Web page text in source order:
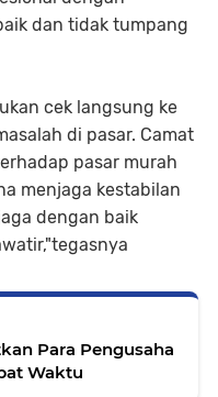
dan tidak tumpang
cek langsung ke
di pasar. Camat
pasar murah
menjaga kestabilan
dengan baik
Para Pengusaha
Waktu